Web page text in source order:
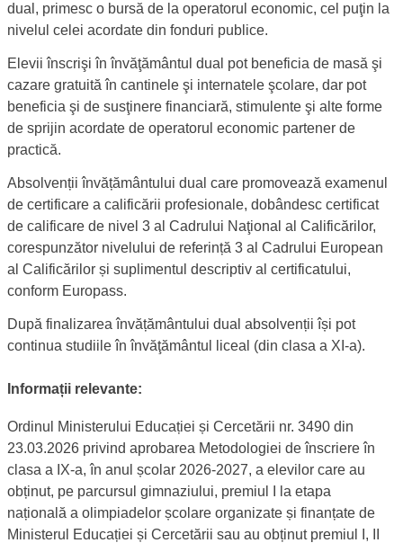
dual, primesc o bursă de la operatorul economic, cel puţin la
nivelul celei acordate din fonduri publice.
Elevii înscrişi în învăţământul dual pot beneficia de masă şi
cazare gratuită în cantinele şi internatele şcolare, dar pot
beneficia şi de susţinere financiară, stimulente şi alte forme
de sprijin acordate de operatorul economic partener de
practică.
Absolvenții învățământului dual care promovează examenul
de certificare a calificării profesionale, dobândesc certificat
de calificare de nivel 3 al Cadrului Naţional al Calificărilor,
corespunzător nivelului de referință 3 al Cadrului European
al Calificărilor și suplimentul descriptiv al certificatului,
conform Europass.
După finalizarea învățământului dual absolvenții își pot
continua studiile în învăţământul liceal (din clasa a XI-a).
Informații relevante:
Ordinul Ministerului Educației și Cercetării nr. 3490 din
23.03.2026 privind aprobarea Metodologiei de înscriere în
clasa a IX-a, în anul școlar 2026-2027, a elevilor care au
obținut, pe parcursul gimnaziului, premiul I la etapa
națională a olimpiadelor școlare organizate și finanțate de
Ministerul Educației și Cercetării sau au obținut premiul I, II